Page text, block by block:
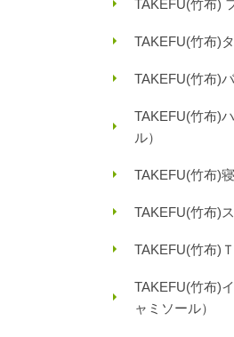
TAKEFU(竹布)
TAKEFU(竹布)
TAKEFU(竹布)
TAKEFU(竹布)
ル）
TAKEFU(竹布)
TAKEFU(竹布)
TAKEFU(竹布)
TAKEFU(竹布)
ャミソール）